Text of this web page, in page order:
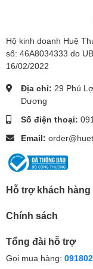
Hộ kinh doanh Huệ
số: 46A8034333 do
16/02/2022
Địa chỉ: 29 Phú
Dương
Số điện thoại:
Email:
Hỗ trợ khách hàng
Chính sách
Tổng đài hỗ trợ
Gọi mua hàng: